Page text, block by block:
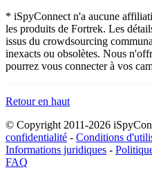
* iSpyConnect n'a aucune
les produits de Fortrek. Les
issus du crowdsourcing
inexacts ou obsolètes. Nous
pourrez vous connecter à vos
Retour en haut
© Copyright 2011-2026
confidentialité - Conditions
Informations juridiques -
FAQ